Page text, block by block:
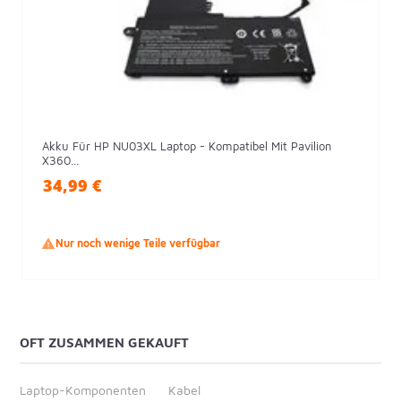
Akku Für HP NU03XL Laptop - Kompatibel Mit Pavilion
X360...
34,99 €
Nur noch wenige Teile verfügbar
OFT ZUSAMMEN GEKAUFT
Laptop-Komponenten Kabel